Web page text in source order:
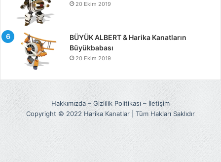
20 Ekim 2019
BÜYÜK ALBERT & Harika Kanatların
Büyükbabası
20 Ekim 2019
Hakkımızda– Gizlilik Politikası – İletişim
Copyright © 2022 Harika Kanatlar | Tüm Hakları Saklıdır